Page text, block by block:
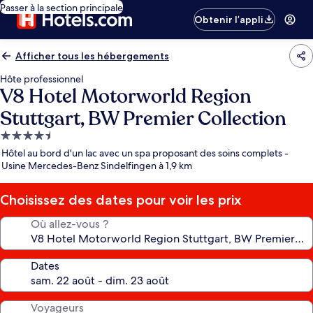
Passer à la section principale
Obtenir l’appli
Afficher tous les hébergements
Hôte professionnel
V8 Hotel Motorworld Region
Stuttgart, BW Premier Collection
Hébergement
4.5 étoiles
Hôtel au bord d'un lac avec un spa proposant des soins complets -
Usine Mercedes-Benz Sindelfingen à 1,9 km
Choisissez des dates pour voir les prix
Où allez-vous ?
Dates
Voyageurs